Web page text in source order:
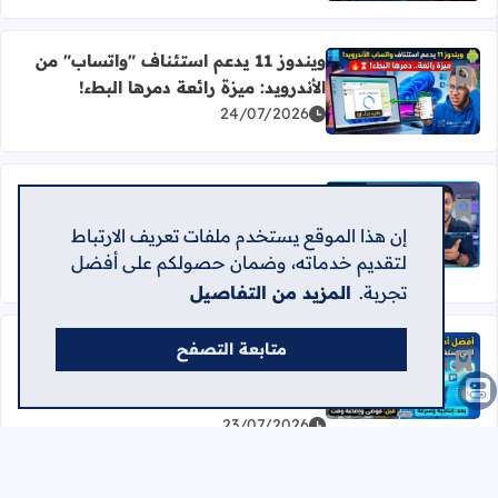
إن هذا الموقع يستخدم ملفات تعريف الارتباط
لتقديم خدماته، وضمان حصولكم على أفضل
تجربة. المزيد من التفاصيل
متابعة التصفح
أضف إلى العلامات المرجعية
اقرأ المزيد عن ويندوز 11 يدعم استئناف "واتساب" من الأندرويد: ميزة رائعة دمرها البطء!
ويندوز 11 يدعم استئناف "واتساب" من
الأندرويد: ميزة رائعة دمرها البطء!
24/07/2026
أضف إلى العلامات المرجعية
اقرأ المزيد عن مراجعة احترافية: هاتف Honor 600 – هل يستحق الشراء؟ (مواصفات وسعر 2026)
مراجعة احترافية: هاتف Honor 600 –
2026)
23/07/2026
أضف إلى العلامات المرجعيةالتي ستغير طريقتك في العمل وتوفر
23/07/2026